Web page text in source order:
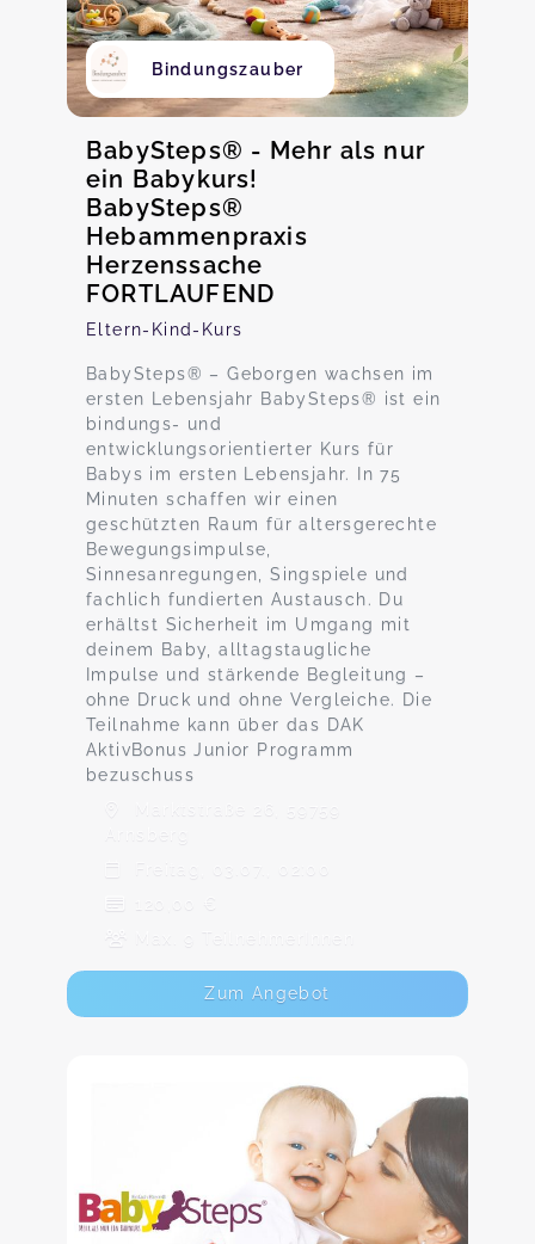
Bindungszauber
BabySteps® - Mehr als nur
ein Babykurs!
BabySteps®
Hebammenpraxis
Herzenssache
FORTLAUFEND
Eltern-Kind-Kurs
BabySteps® – Geborgen wachsen im
ersten Lebensjahr BabySteps® ist ein
bindungs- und
entwicklungsorientierter Kurs für
Babys im ersten Lebensjahr. In 75
Minuten schaffen wir einen
geschützten Raum für altersgerechte
Bewegungsimpulse,
Sinnesanregungen, Singspiele und
fachlich fundierten Austausch. Du
erhältst Sicherheit im Umgang mit
deinem Baby, alltagstaugliche
Impulse und stärkende Begleitung –
ohne Druck und ohne Vergleiche. Die
Teilnahme kann über das DAK
AktivBonus Junior Programm
bezuschuss
Marktstraße 26, 59759
Freitag, 03.07., 02:00
120,00 €
Max. 9 TeilnehmerInnen
Zum Angebot